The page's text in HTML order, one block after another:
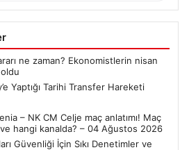
ne zaman? Ekonomistlerin nisan
Yaptığı Tarihi Transfer Hareketi
– NK CM Celje maç anlatımı! Maç
hangi kanalda? – 04 Ağustos 2026
Güvenliği İçin Sıkı Denetimler ve